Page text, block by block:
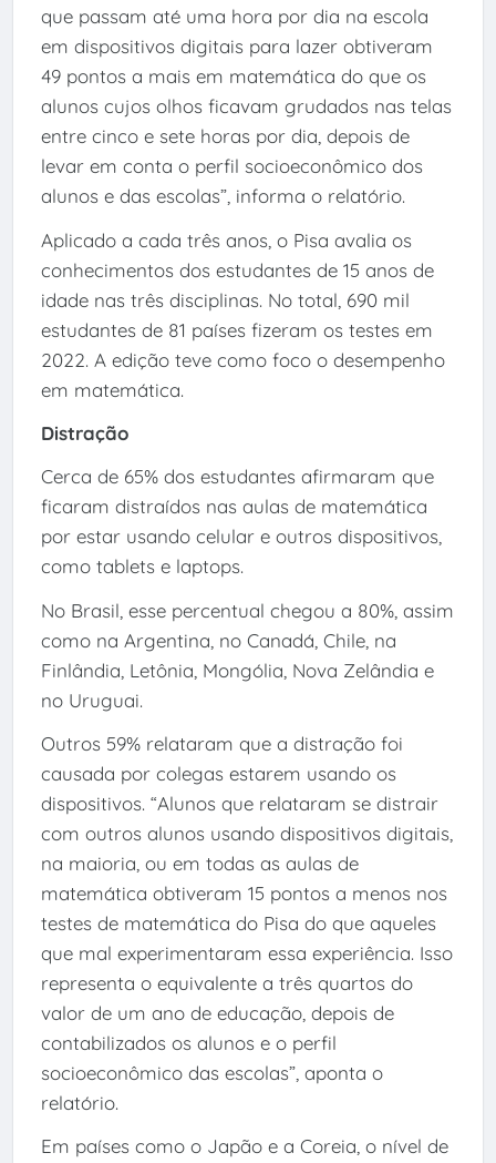
que passam até uma hora por dia na escola
em dispositivos digitais para lazer obtiveram
49 pontos a mais em matemática do que os
alunos cujos olhos ficavam grudados nas telas
entre cinco e sete horas por dia, depois de
levar em conta o perfil socioeconômico dos
alunos e das escolas”, informa o relatório.
Aplicado a cada três anos, o Pisa avalia os
conhecimentos dos estudantes de 15 anos de
idade nas três disciplinas. No total, 690 mil
estudantes de 81 países fizeram os testes em
2022. A edição teve como foco o desempenho
em matemática.
Distração
Cerca de 65% dos estudantes afirmaram que
ficaram distraídos nas aulas de matemática
por estar usando celular e outros dispositivos,
como tablets e laptops.
No Brasil, esse percentual chegou a 80%, assim
como na Argentina, no Canadá, Chile, na
Finlândia, Letônia, Mongólia, Nova Zelândia e
no Uruguai.
Outros 59% relataram que a distração foi
causada por colegas estarem usando os
dispositivos. “Alunos que relataram se distrair
com outros alunos usando dispositivos digitais,
na maioria, ou em todas as aulas de
matemática obtiveram 15 pontos a menos nos
testes de matemática do Pisa do que aqueles
que mal experimentaram essa experiência. Isso
representa o equivalente a três quartos do
valor de um ano de educação, depois de
contabilizados os alunos e o perfil
socioeconômico das escolas”, aponta o
relatório.
Em países como o Japão e a Coreia, o nível de